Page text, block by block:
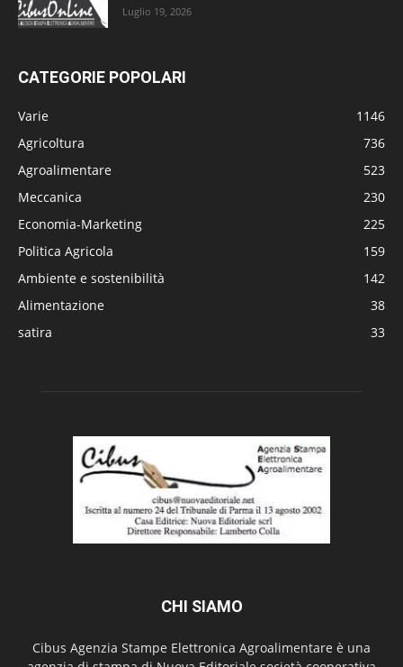
Luglio 19, 2026
CATEGORIE POPOLARI
Varie
1146
Agricoltura
736
Agroalimentare
523
Meccanica
230
Economia-Marketing
225
Politica Agricola
159
Ambiente e sostenibilità
142
Alimentazione
38
satira
33
CHI SIAMO
Cibus Agenzia Stampe Elettronica Agroalimentare è una